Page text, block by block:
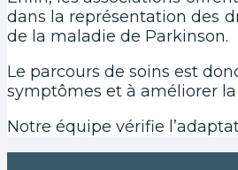
dans la représentation des
de la maladie de Parkinson.
Le parcours de soins est
symptômes et à améliorer
Notre équipe vérifie